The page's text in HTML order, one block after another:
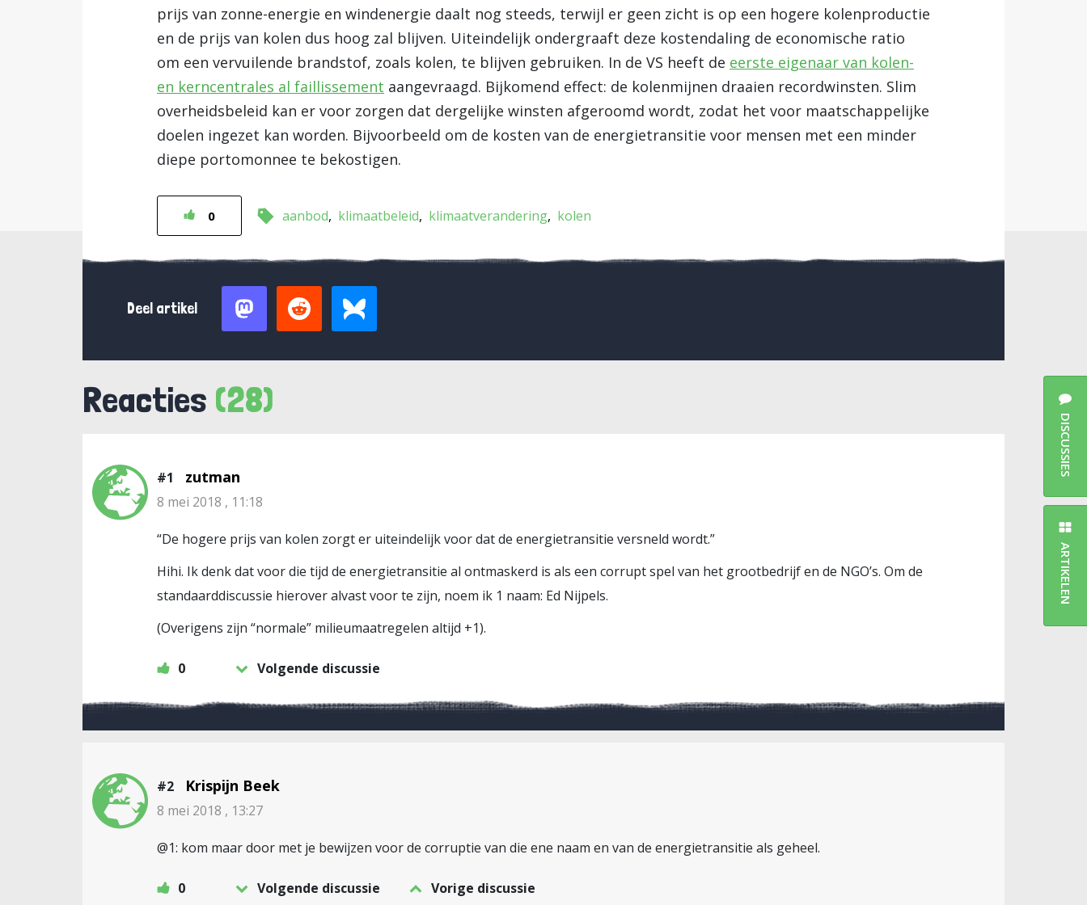
prijs van zonne-energie en windenergie daalt nog steeds, terwijl er geen zicht is op een hogere kolenproductie
en de prijs van kolen dus hoog zal blijven. Uiteindelijk ondergraaft deze kostendaling de economische ratio
om een vervuilende brandstof, zoals kolen, te blijven gebruiken. In de VS heeft de eerste eigenaar van kolen-
en kerncentrales al faillissement aangevraagd. Bijkomend effect: de kolenmijnen draaien recordwinsten. Slim
overheidsbeleid kan er voor zorgen dat dergelijke winsten afgeroomd wordt, zodat het voor maatschappelijke
doelen ingezet kan worden. Bijvoorbeeld om de kosten van de energietransitie voor mensen met een minder
diepe portomonnee te bekostigen.
0 aanbod klimaatbeleid klimaatverandering kolen
Deel artikel
Reacties (28)
#1 zutman
8 mei 2018 , 11:18
“De hogere prijs van kolen zorgt er uiteindelijk voor dat de energietransitie versneld wordt.”
Hihi. Ik denk dat voor die tijd de energietransitie al ontmaskerd is als een corrupt spel van het grootbedrijf en de NGO’s. Om de
standaarddiscussie hierover alvast voor te zijn, noem ik 1 naam: Ed Nijpels.
(Overigens zijn “normale” milieumaatregelen altijd +1).
0 Volgende discussie
#2 Krispijn Beek
8 mei 2018 , 13:27
@1: kom maar door met je bewijzen voor de corruptie van die ene naam en van de energietransitie als geheel.
0 Volgende discussie Vorige discussie
DISCUSSIES
ARTIKELEN